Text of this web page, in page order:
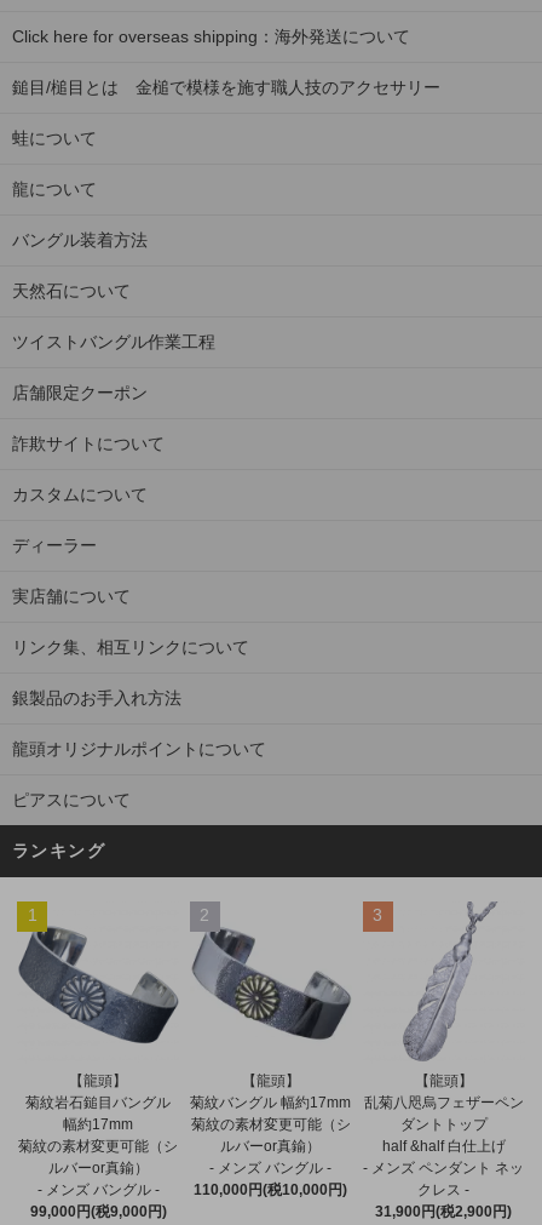
Click here for overseas shipping：海外発送について
鎚目/槌目とは 金槌で模様を施す職人技のアクセサリー
蛙について
龍について
バングル装着方法
天然石について
ツイストバングル作業工程
店舗限定クーポン
詐欺サイトについて
カスタムについて
ディーラー
実店舗について
リンク集、相互リンクについて
銀製品のお手入れ方法
龍頭オリジナルポイントについて
ピアスについて
ランキング
1
【龍頭】
菊紋岩石鎚目バングル
幅約17mm
菊紋の素材変更可能（シ
ルバーor真鍮）
- メンズ バングル -
99,000円(税9,000円)
2
【龍頭】
菊紋バングル 幅約17mm
菊紋の素材変更可能（シ
ルバーor真鍮）
- メンズ バングル -
110,000円(税10,000円)
3
【龍頭】
乱菊八咫烏フェザーペン
ダントトップ
half &half 白仕上げ
- メンズ ペンダント ネッ
クレス -
31,900円(税2,900円)